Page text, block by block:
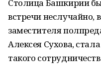
Столица Башкирии
встречи неслучайно,
заместителя
Алексея Сухова,
такого